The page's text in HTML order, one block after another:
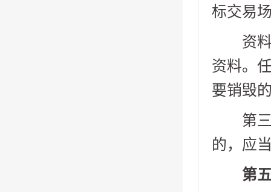
标交易
资料
资料。
要销毁
第三
的，应
第五